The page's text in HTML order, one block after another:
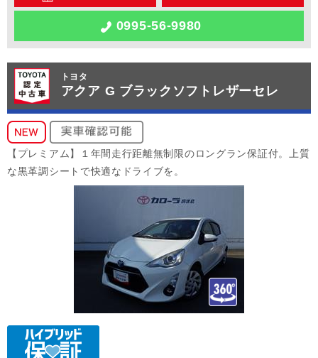
0995-56-9980
トヨタ
アクア G ブラックソフトレザーセレ
【プレミアム】１年間走行距離無制限のロングラン保証付。上質
な黒革調シートで快適なドライブを。